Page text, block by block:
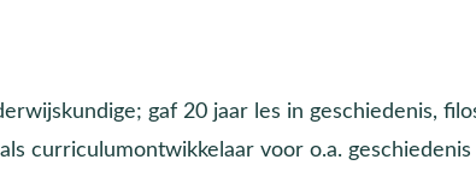
gaf 20 jaar les in geschiedenis,
curriculumontwikkelaar voor o.a.